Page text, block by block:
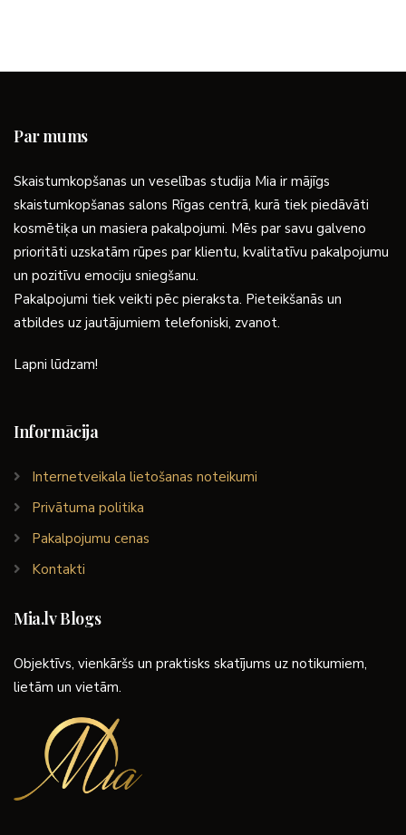
Par mums
Skaistumkopšanas un veselības studija Mia ir mājīgs
skaistumkopšanas salons Rīgas centrā, kurā tiek piedāvāti
kosmētiķa un masiera pakalpojumi. Mēs par savu galveno
prioritāti uzskatām rūpes par klientu, kvalitatīvu pakalpojumu
un pozitīvu emociju sniegšanu.
Pakalpojumi tiek veikti pēc pieraksta. Pieteikšanās un
atbildes uz jautājumiem telefoniski, zvanot.
Lapni lūdzam!
Informācija
Internetveikala lietošanas noteikumi
Privātuma politika
Pakalpojumu cenas
Kontakti
Mia.lv Blogs
Objektīvs, vienkāršs un praktisks skatījums uz notikumiem,
lietām un vietām.